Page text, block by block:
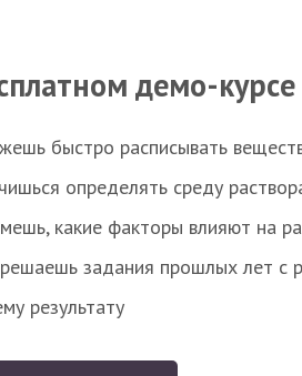
демо-
быстро расписывать
определять среду
какие факторы влияют на
задания прошлых лет с
результату